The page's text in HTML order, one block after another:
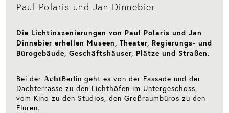
Paul Polaris und Jan Dinnebier
Die Lichtinszenierungen von Paul Polaris und Jan
Dinnebier erhellen Museen, Theater, Regierungs- und
Bürogebäude, Geschäftshäuser, Plätze und Straßen.
Bei der AchtBerlin geht es von der Fassade und der
Dachterrasse zu den Lichthöfen im Untergeschoss,
vom Kino zu den Studios, den Großraumbüros zu den
Fluren.